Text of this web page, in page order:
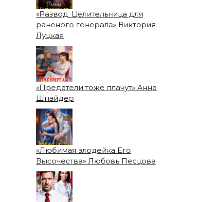
«Развод. Целительница для
раненого генерала» Виктория
Луцкая
«Предатели тоже плачут» Анна
Шнайдер
«Любимая злодейка Его
Высочества» Любовь Песцова